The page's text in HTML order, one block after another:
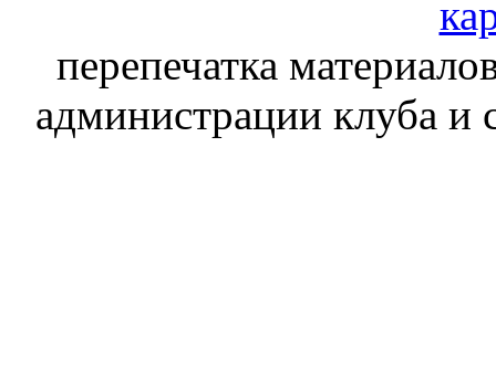
перепечатка
администрации клуба и